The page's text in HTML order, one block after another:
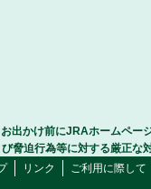
お出かけ前にJRAホームペー
脅迫行為等に対する厳正な
リンク ご利用に際して